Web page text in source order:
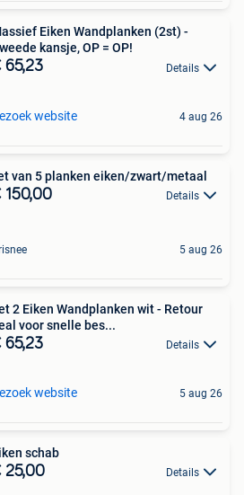
Eiken Wandplanken (2st) -
kansje, OP = OP!
65,23 Details
website 4 aug 26
van 5 planken eiken/zwart/metaal
150,00 Details
5 aug 26
2 Eiken Wandplanken wit - Retour
voor snelle bes...
65,23 Details
website 5 aug 26
schab
25,00 Details